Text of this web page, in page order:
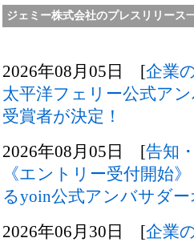
ジェミー株式会社のプレスリリース
2026年08月05日 [企業
太平洋フェリー公式ア
受賞者が決定！
2026年08月05日 [告知
《エントリー受付開始
るyoin公式アンバサダ
2026年06月30日 [企業